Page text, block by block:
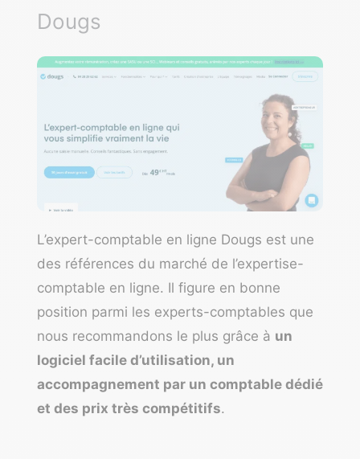
Dougs
L’expert-comptable en ligne Dougs est une
des références du marché de l’expertise-
comptable en ligne. Il figure en bonne
position parmi les experts-comptables que
nous recommandons le plus grâce à un
logiciel facile d’utilisation, un
accompagnement par un comptable dédié
et des prix très compétitifs.